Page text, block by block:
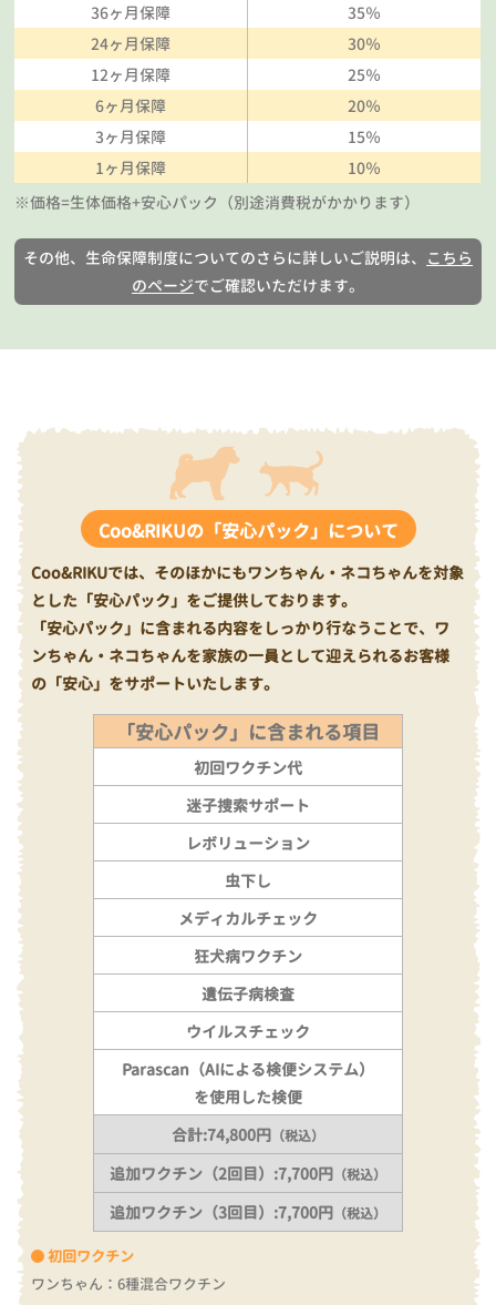
36ヶ月保障
35％
24ヶ月保障
30％
12ヶ月保障
25％
6ヶ月保障
20％
3ヶ月保障
15％
1ヶ月保障
10％
※価格=生体価格+安心パック（別途消費税がかかります）
その他、生命保障制度についてのさらに詳しいご説明は、
こちら
のページでご確認いただけます。
Coo&RIKUの「安心パック」について
Coo&RIKUでは、そのほかにもワンちゃん・ネコちゃんを対象
とした「安心パック」をご提供しております。
「安心パック」に含まれる内容をしっかり行なうことで、ワ
ンちゃん・ネコちゃんを家族の一員として迎えられるお客様
の「安心」をサポートいたします。
初回ワクチン
ワンちゃん：6種混合ワクチン
「安心パック」に含まれる項目
初回ワクチン代
迷子捜索サポート
レボリューション
虫下し
メディカルチェック
狂犬病ワクチン
遺伝子病検査
ウイルスチェック
Parascan（AIによる検便システム）
を使用した検便
合計:74,800円 （税込）
追加ワクチン（2回目）:7,700円 （税込）
追加ワクチン（3回目）:7,700円 （税込）